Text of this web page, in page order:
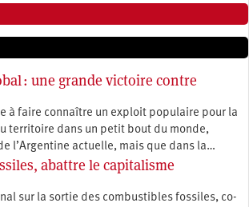
: une grande victoire contre
à faire connaître un exploit populaire pour la
territoire dans un petit bout du monde,
l’Argentine actuelle, mais que dans la…
abattre le capitalisme
sur la sortie des combustibles fossiles, co-